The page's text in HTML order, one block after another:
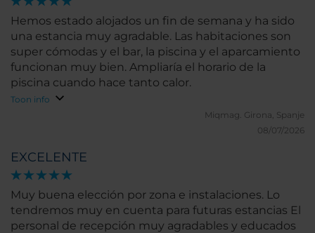
Hemos estado alojados un fin de semana y ha sido
una estancia muy agradable. Las habitaciones son
super cómodas y el bar, la piscina y el aparcamiento
funcionan muy bien. Ampliaría el horario de la
piscina cuando hace tanto calor.
Toon info
Miqmag. Girona, Spanje
08/07/2026
EXCELENTE
Muy buena elección por zona e instalaciones. Lo
tendremos muy en cuenta para futuras estancias El
personal de recepción muy agradables y educados